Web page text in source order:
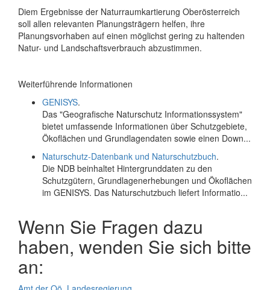
Diem Ergebnisse der Naturraumkartierung Oberösterreich
soll allen relevanten Planungsträgern helfen, ihre
Planungsvorhaben auf einen möglichst gering zu haltenden
Natur- und Landschaftsverbrauch abzustimmen.
Weiterführende Informationen
GENISYS.
Das "Geografische Naturschutz Informationssystem"
bietet umfassende Informationen über Schutzgebiete,
Ökoflächen und Grundlagendaten sowie einen Down...
Naturschutz-Datenbank und Naturschutzbuch.
Die NDB beinhaltet Hintergrunddaten zu den
Schutzgütern, Grundlagenerhebungen und Ökoflächen
im GENISYS. Das Naturschutzbuch liefert Informatio...
Wenn Sie Fragen dazu
haben, wenden Sie sich bitte
an: